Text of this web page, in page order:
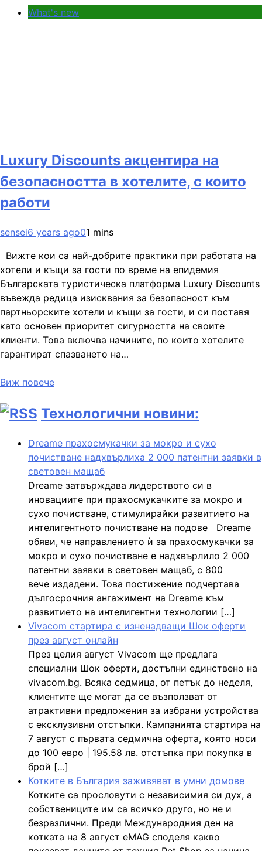
What's new
Luxury Discounts акцентира на
безопасността в хотелите, с които
работи
sensei6 years ago01 mins
Вижте кои са най-добрите практики при работата на
хотели и къщи за гости по време на епидемия
Българската туристическа платформа Luxury Discounts
въвежда редица изисквания за безопасност към
партньорските хотели и къщи за гости, и си поставя
като основен приоритет сигурността на своите
клиенти. Това включва начините, по които хотелите
гарантират спазването на…
Виж повече
Технологични новини:
Dreame прахосмукачки за мокро и сухо
почистване надхвърлиха 2 000 патентни заявки в
световен мащаб
Dreame затвърждава лидерството си в
иновациите при прахосмукачките за мокро и
сухо почистване, стимулирайки развитието на
интелигентното почистване на подове Dreame
обяви, че направлението ѝ за прахосмукачки за
мокро и сухо почистване е надхвърлило 2 000
патентни заявки в световен мащаб, с 800
вече издадени. Това постижение подчертава
дългосрочния ангажимент на Dreame към
развитието на интелигентни технологии […]
Vivacom стартира с изненадващи Шок оферти
през август онлайн
През целия август Vivacom ще предлага
специални Шок оферти, достъпни единствено на
vivacom.bg. Всяка седмица, от петък до неделя,
клиентите ще могат да се възползват от
атрактивни предложения за избрани устройства
с ексклузивни отстъпки. Кампанията стартира на
7 август с първата седмична оферта, която носи
до 100 евро | 195.58 лв. отстъпка при покупка в
брой […]
Котките в България заживяват в умни домове
Котките са прословути с независимия си дух, а
собствениците им са всичко друго, но не и
безразлични. Преди Международния ден на
котката на 8 август eMAG споделя какво